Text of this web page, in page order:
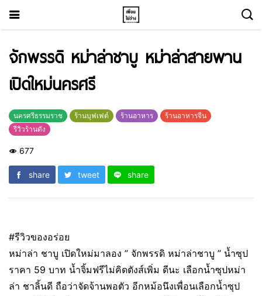
จักพรรดิ หม่าล่าชาบู หม่าล่าสายพาน
เปิดใหม่นครศรี
นครศรีธรรมราช ร้านบุฟเฟต์ ร้านอาหาร
ร้านอาหารจีน
รีวิวร้านดัง
677
share tweet share
#รีวิวของอร่อย
หม่าล่า ชาบู เปิดใหม่มาลอง ” จักพรรดิ หม่าล่าชาบู ” น้ำซุป
ราคา 59 บาท น้ำจิ้มฟรีไม่คิดตังส์เพิ่ม ดีนะ เลือกน้ำซุปหม่า
ล่า ชาลิ้นดี ถือว่าจัดจ้านพอตัว อีกหม้อนึงเพื่อนเลือกน้ำซุป